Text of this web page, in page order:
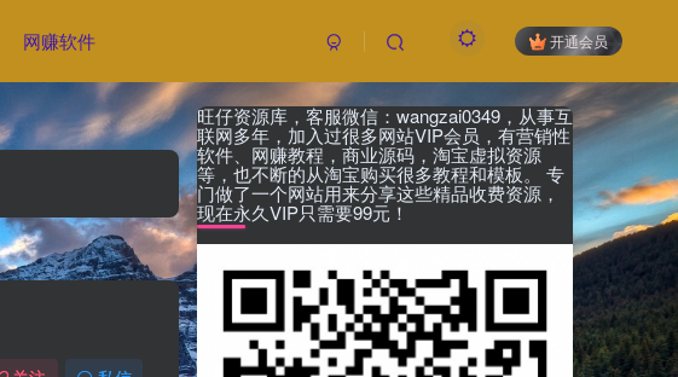
网赚软件 开通会员
旺仔资源库，客服微信：wangzai0349，从事互
联网多年，加入过很多网站VIP会员，有营销性
软件、网赚教程，商业源码，淘宝虚拟资源
等，也不断的从淘宝购买很多教程和模板。 专
门做了一个网站用来分享这些精品收费资源，
现在永久VIP只需要99元！